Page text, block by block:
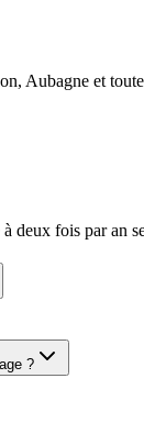
Aubagne et
deux fois par an
?